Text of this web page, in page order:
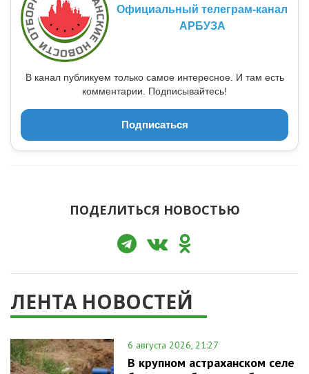
Официальный телеграм-канал
АРБУЗА
В канал публикуем только самое интересное. И там есть
комментарии. Подписывайтесь!
Подписаться
ПОДЕЛИТЬСЯ НОВОСТЬЮ
ЛЕНТА НОВОСТЕЙ
6 августа 2026, 21:27
В крупном астраханском селе